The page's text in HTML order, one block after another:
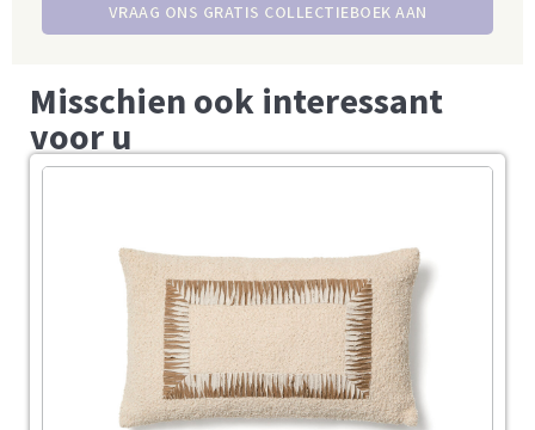
VRAAG ONS GRATIS COLLECTIEBOEK AAN
Misschien ook interessant
voor u